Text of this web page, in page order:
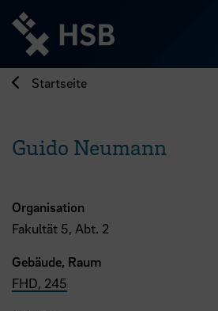
zum
Seiteninhalt
springen
Startseite
Guido Neumann
Organisation
Fakultät 5, Abt. 2
Gebäude, Raum
FHD, 245